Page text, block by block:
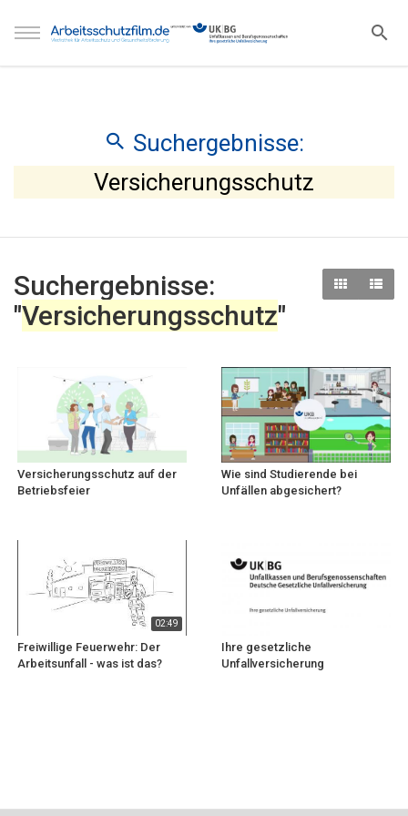
Suchergebnisse:
Versicherungsschutz
Suchergebnisse:
"Versicherungsschutz"
Versicherungsschutz auf der
Betriebsfeier
Wie sind Studierende bei
Unfällen abgesichert?
02:49
Freiwillige Feuerwehr: Der
Arbeitsunfall - was ist das?
Ihre gesetzliche
Unfallversicherung